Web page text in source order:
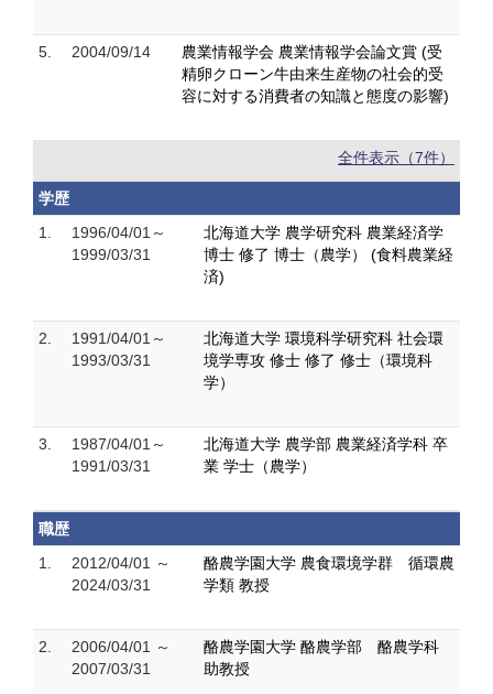
5. 2004/09/14
農業情報学会 農業情報学会論文賞 (受
精卵クローン牛由来生産物の社会的受
容に対する消費者の知識と態度の影響)
全件表示（7件）
学歴
1.
1996/04/01～
1999/03/31
北海道大学 農学研究科 農業経済学
博士 修了 博士（農学） (食料農業経
済)
2.
1991/04/01～
1993/03/31
北海道大学 環境科学研究科 社会環
境学専攻 修士 修了 修士（環境科
学）
3.
1987/04/01～
1991/03/31
北海道大学 農学部 農業経済学科 卒
業 学士（農学）
職歴
1.
2012/04/01 ～
2024/03/31
酪農学園大学 農食環境学群 循環農
学類 教授
2.
2006/04/01 ～
2007/03/31
酪農学園大学 酪農学部 酪農学科
助教授